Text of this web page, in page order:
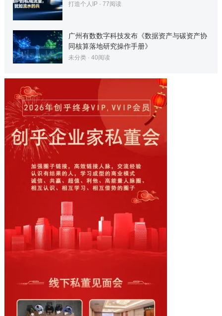
打造个人IP· 77阅读
广州有数数字科技发布《数据资产与碳资产协
同核算落地研究操作手册》
未分类· 40阅读